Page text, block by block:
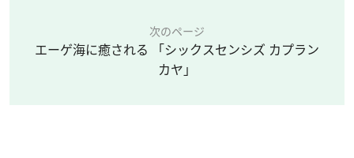
次のページ
エーゲ海に癒される 「シックスセンシズ カプラン
カヤ」